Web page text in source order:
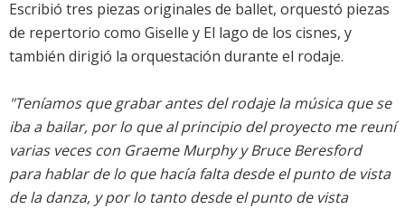
Escribió tres piezas originales de ballet, orquestó piezas
de repertorio como Giselle y El lago de los cisnes, y
también dirigió la orquestación durante el rodaje.
"Teníamos que grabar antes del rodaje la música que se
iba a bailar, por lo que al principio del proyecto me reuní
varias veces con Graeme Murphy y Bruce Beresford
para hablar de lo que hacía falta desde el punto de vista
de la danza, y por lo tanto desde el punto de vista